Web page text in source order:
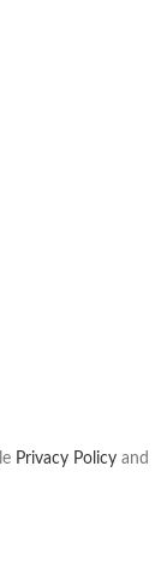
Privacy Policy and